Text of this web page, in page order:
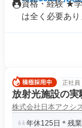
資格・経験 ★
は全く必要あり
正社員
放射光施設の
株式会社日本アクシ
年休125日＊残